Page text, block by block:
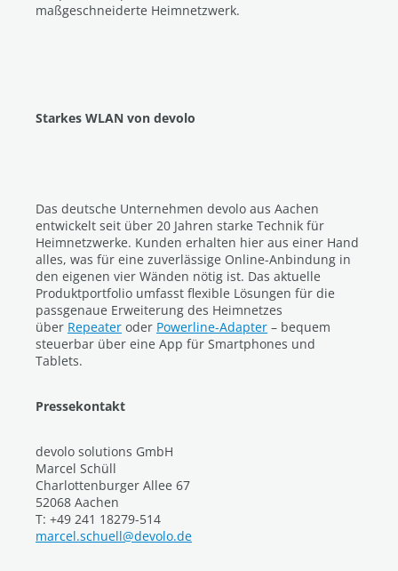
maßgeschneiderte Heimnetzwerk.
Starkes WLAN von devolo
Das deutsche Unternehmen devolo aus Aachen
entwickelt seit über 20 Jahren starke Technik für
Heimnetzwerke. Kunden erhalten hier aus einer Hand
alles, was für eine zuverlässige Online-Anbindung in
den eigenen vier Wänden nötig ist. Das aktuelle
Produktportfolio umfasst flexible Lösungen für die
passgenaue Erweiterung des Heimnetzes
über Repeater oder Powerline-Adapter – bequem
steuerbar über eine App für Smartphones und
Tablets.
Pressekontakt
devolo solutions GmbH
Marcel Schüll
Charlottenburger Allee 67
52068 Aachen
T: +49 241 18279-514
marcel.schuell@devolo.de